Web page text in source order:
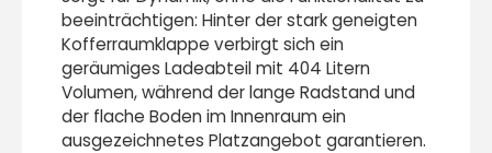
beeinträchtigen: Hinter der stark geneigten
Kofferraumklappe verbirgt sich ein
geräumiges Ladeabteil mit 404 Litern
Volumen, während der lange Radstand und
der flache Boden im Innenraum ein
ausgezeichnetes Platzangebot garantieren.